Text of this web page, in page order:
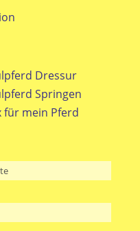
Dressur
Springen
für mein Pferd